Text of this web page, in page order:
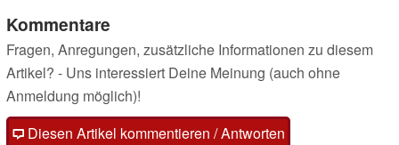
Kommentare
Fragen, Anregungen, zusätzliche Informationen zu diesem
Artikel? - Uns interessiert Deine Meinung (auch ohne
Anmeldung möglich)!
Diesen Artikel kommentieren / Antworten